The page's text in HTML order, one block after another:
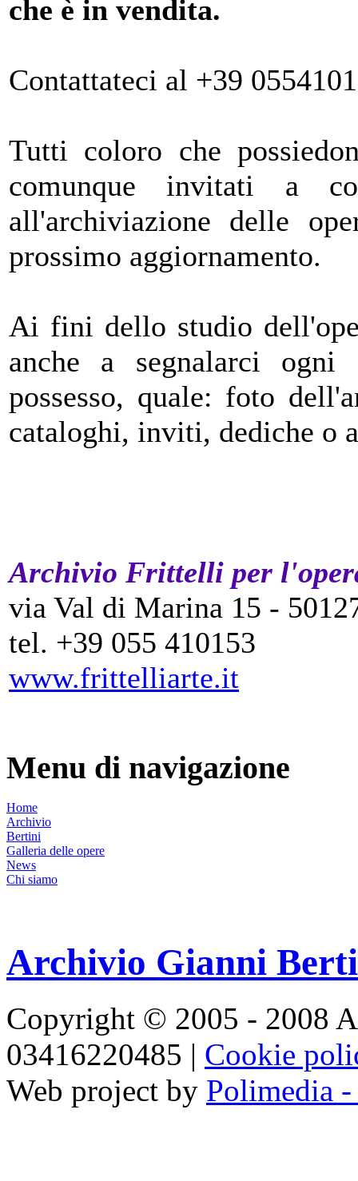
che è in vendita.
Contattateci al +39
Tutti coloro che
comunque invitati a
all'archiviazione delle
prossimo aggiornamento.
Ai fini dello studio
anche a segnalarci ogni
possesso, quale: foto
cataloghi, inviti, dediche o
Archivio Frittelli per
via Val di Marina 15 -
tel. +39 055 410153
www.frittelliarte.it
Menu di navigazione
Home
Archivio
Bertini
Galleria delle opere
News
Chi siamo
Archivio Gianni
Copyright © 2005 - 2008
03416220485 | Cookie
Web project by Polimedia